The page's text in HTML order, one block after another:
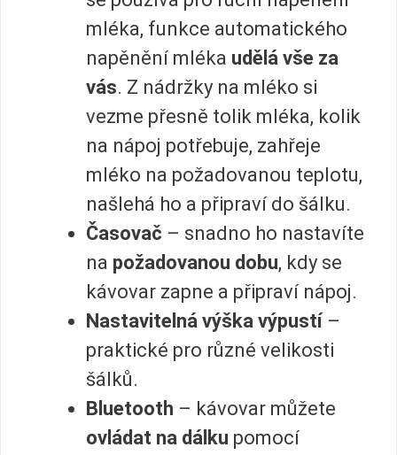
mléka, funkce automatického
napěnění mléka udělá vše za
vás. Z nádržky na mléko si
vezme přesně tolik mléka, kolik
na nápoj potřebuje, zahřeje
mléko na požadovanou teplotu,
našlehá ho a připraví do šálku.
Časovač – snadno ho nastavíte
na požadovanou dobu, kdy se
kávovar zapne a připraví nápoj.
Nastavitelná výška výpustí –
praktické pro různé velikosti
šálků.
Bluetooth – kávovar můžete
ovládat na dálku pomocí